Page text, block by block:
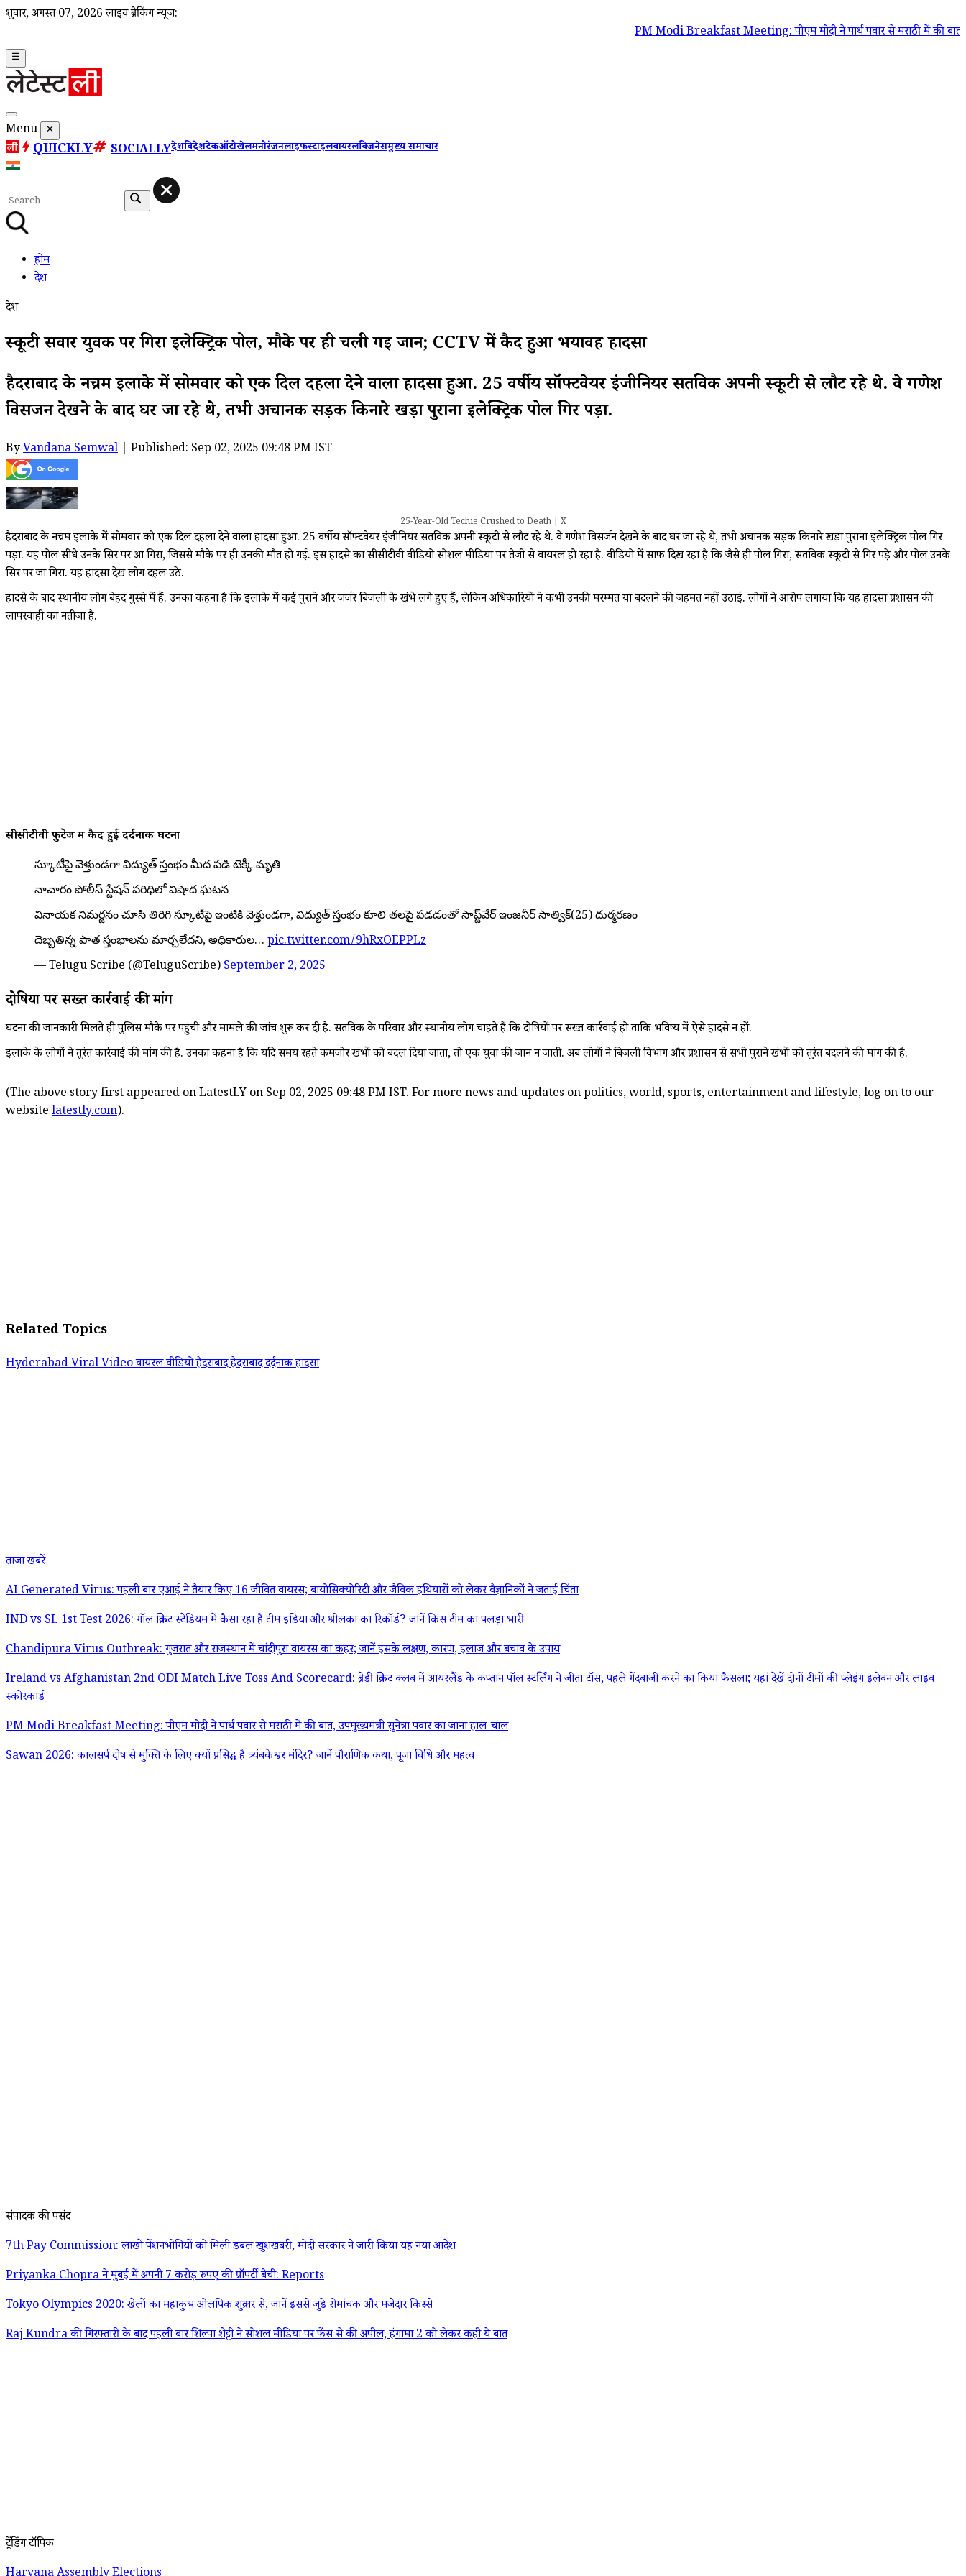
शुक्रवार, अगस्त 07, 2026 लाइव ब्रेकिंग न्यूज़:
PM Modi Breakfast Meeting: पीएम मोदी ने पार्थ पवार से मराठी में की बात,
☰
Menu ✕
QUICKLY SOCIALLYदेशविदेशटेकऑटोखेलमनोरंजनलाइफस्टाइलवायरलबिजनेसमुख्य समाचार
होम
देश
देश
स्कूटी सवार युवक पर गिरा इलेक्ट्रिक पोल, मौके पर ही चली गई जान; CCTV में कैद हुआ भयावह हादसा
हैदराबाद के नच्रम इलाके में सोमवार को एक दिल दहला देने वाला हादसा हुआ. 25 वर्षीय सॉफ्टवेयर इंजीनियर सतविक अपनी स्कूटी से लौट रहे थे. वे गणेश
विसर्जन देखने के बाद घर जा रहे थे, तभी अचानक सड़क किनारे खड़ा पुराना इलेक्ट्रिक पोल गिर पड़ा.
ByVandana Semwal | Published: Sep 02, 2025 09:48 PM IST
25-Year-Old Techie Crushed to Death | X
हैदराबाद के नच्रम इलाके में सोमवार को एक दिल दहला देने वाला हादसा हुआ. 25 वर्षीय सॉफ्टवेयर इंजीनियर सतविक अपनी स्कूटी से लौट रहे थे. वे गणेश विसर्जन देखने के बाद घर जा रहे थे, तभी अचानक सड़क किनारे खड़ा पुराना इलेक्ट्रिक पोल गिर
पड़ा. यह पोल सीधे उनके सिर पर आ गिरा, जिससे मौके पर ही उनकी मौत हो गई. इस हादसे का सीसीटीवी वीडियो सोशल मीडिया पर तेजी से वायरल हो रहा है. वीडियो में साफ दिख रहा है कि जैसे ही पोल गिरा, सतविक स्कूटी से गिर पड़े और पोल उनके
सिर पर जा गिरा. यह हादसा देख लोग दहल उठे.
हादसे के बाद स्थानीय लोग बेहद गुस्से में हैं. उनका कहना है कि इलाके में कई पुराने और जर्जर बिजली के खंभे लगे हुए हैं, लेकिन अधिकारियों ने कभी उनकी मरम्मत या बदलने की जहमत नहीं उठाई. लोगों ने आरोप लगाया कि यह हादसा प्रशासन की
लापरवाही का नतीजा है.
सीसीटीवी फुटेज में कैद हुई दर्दनाक घटना
స్కూటీపై వెళ్తుండగా విద్యుత్ స్తంభం మీద పడి టెక్కీ మృతి
నాచారం పోలీస్ స్టేషన్ పరిధిలో విషాద ఘటన
వినాయక నిమర్జనం చూసి తిరిగి స్కూటీపై ఇంటికి వెళ్తుండగా, విద్యుత్ స్తంభం కూలి తలపై పడడంతో సాప్ట్‌వేర్ ఇంజనీర్ సాత్విక్(25) దుర్మరణం
దెబ్బతిన్న పాత స్తంభాలను మార్చలేదని, అధికారుల… pic.twitter.com/9hRxOEPPLz
— Telugu Scribe (@TeluguScribe)September 2, 2025
दोषियों पर सख्त कार्रवाई की मांग
घटना की जानकारी मिलते ही पुलिस मौके पर पहुंची और मामले की जांच शुरू कर दी है. सतविक के परिवार और स्थानीय लोग चाहते हैं कि दोषियों पर सख्त कार्रवाई हो ताकि भविष्य में ऐसे हादसे न हों.
इलाके के लोगों ने तुरंत कार्रवाई की मांग की है. उनका कहना है कि यदि समय रहते कमजोर खंभों को बदल दिया जाता, तो एक युवा की जान न जाती. अब लोगों ने बिजली विभाग और प्रशासन से सभी पुराने खंभों को तुरंत बदलने की मांग की है.
(The above story first appeared on LatestLY on Sep 02, 2025 09:48 PM IST. For more news and updates on politics, world, sports, entertainment and lifestyle, log on to our
website latestly.com).
Related Topics
HyderabadViral Videoवायरल वीडियोहैदराबादहैदराबाद दर्दनाक हादसा
ताजा खबरें
AI Generated Virus: पहली बार एआई ने तैयार किए 16 जीवित वायरस; बायोसिक्योरिटी और जैविक हथियारों को लेकर वैज्ञानिकों ने जताई चिंता
IND vs SL 1st Test 2026: गॉल क्रिकेट स्टेडियम में कैसा रहा है टीम इंडिया और श्रीलंका का रिकॉर्ड? जानें किस टीम का पलड़ा भारी
Chandipura Virus Outbreak: गुजरात और राजस्थान में चांदीपुरा वायरस का कहर; जानें इसके लक्षण, कारण, इलाज और बचाव के उपाय
Ireland vs Afghanistan 2nd ODI Match Live Toss And Scorecard: ब्रेडी क्रिकेट क्लब में आयरलैंड के कप्तान पॉल स्टर्लिंग ने जीता टॉस, पहले गेंदबाजी करने का किया फैसला; यहां देखें दोनों टीमों की प्लेइंग इलेवन और लाइव
स्कोरकार्ड
PM Modi Breakfast Meeting: पीएम मोदी ने पार्थ पवार से मराठी में की बात, उपमुख्यमंत्री सुनेत्रा पवार का जाना हाल-चाल
Sawan 2026: कालसर्प दोष से मुक्ति के लिए क्यों प्रसिद्ध है त्र्यंबकेश्वर मंदिर? जानें पौराणिक कथा, पूजा विधि और महत्व
संपादक की पसंद
7th Pay Commission: लाखों पेंशनभोगियों को मिली डबल खुशखबरी, मोदी सरकार ने जारी किया यह नया आदेश
Priyanka Chopra ने मुंबई में अपनी 7 करोड़ रुपए की प्रॉपर्टी बेची: Reports
Tokyo Olympics 2020: खेलों का महाकुंभ ओलंपिक शुक्रवार से, जानें इससे जुड़े रोमांचक और मजेदार किस्से
Raj Kundra की गिरफ्तारी के बाद पहली बार शिल्पा शेट्टी ने सोशल मीडिया पर फैंस से की अपील, हंगामा 2 को लेकर कही ये बात
ट्रेंडिंग टॉपिक